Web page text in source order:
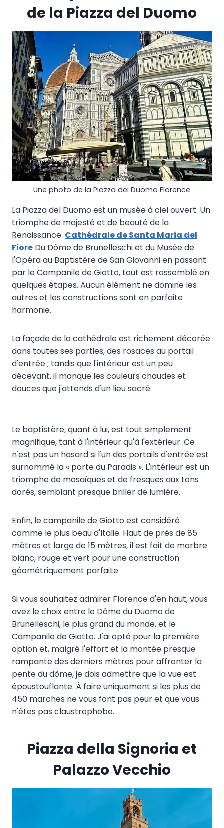
de la Piazza del Duomo
Une photo de la Piazza del Duomo Florence
La Piazza del Duomo est un musée à ciel ouvert. Un
triomphe de majesté et de beauté de la
Renaissance. Cathédrale de Santa Maria del
Fiore Du Dôme de Brunelleschi et du Musée de
l'Opéra au Baptistère de San Giovanni en passant
par le Campanile de Giotto, tout est rassemblé en
quelques étapes. Aucun élément ne domine les
autres et les constructions sont en parfaite
harmonie.
La façade de la cathédrale est richement décorée
dans toutes ses parties, des rosaces au portail
d'entrée ; tandis que l'intérieur est un peu
décevant, il manque les couleurs chaudes et
douces que j'attends d'un lieu sacré.
Le baptistère, quant à lui, est tout simplement
magnifique, tant à l'intérieur qu'à l'extérieur. Ce
n'est pas un hasard si l'un des portails d'entrée est
surnommé la « porte du Paradis ». L'intérieur est un
triomphe de mosaïques et de fresques aux tons
dorés, semblant presque briller de lumière.
Enfin, le campanile de Giotto est considéré
comme le plus beau d'Italie. Haut de près de 85
mètres et large de 15 mètres, il est fait de marbre
blanc, rouge et vert pour une construction
géométriquement parfaite.
Si vous souhaitez admirer Florence d'en haut, vous
avez le choix entre le Dôme du Duomo de
Brunelleschi, le plus grand du monde, et le
Campanile de Giotto. J'ai opté pour la première
option et, malgré l'effort et la montée presque
rampante des derniers mètres pour affronter la
pente du dôme, je dois admettre que la vue est
époustouflante. À faire uniquement si les plus de
450 marches ne vous font pas peur et que vous
n'êtes pas claustrophobe.
Piazza della Signoria et
Palazzo Vecchio